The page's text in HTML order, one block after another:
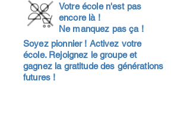
Votre école n'est pas
encore là !
Ne manquez pas ça !
Soyez pionnier ! Activez votre
école. Rejoignez le groupe et
gagnez la gratitude des générations
futures !